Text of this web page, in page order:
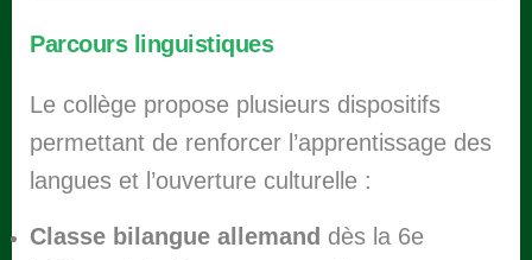
Parcours linguistiques
Le collège propose plusieurs dispositifs
permettant de renforcer l’apprentissage des
langues et l’ouverture culturelle :
Classe bilangue allemand dès la 6e